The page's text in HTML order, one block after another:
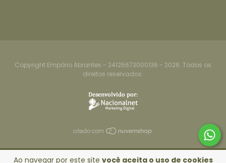
Ao navegar por este site você aceita o uso de cookies
Copyright Empório Abrantes - 24125673000136 - 2026. Todos os
direitos reservados.